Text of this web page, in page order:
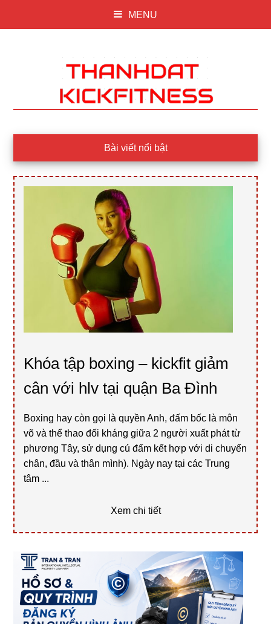
MENU
Content
Bài viết nổi bật
Khóa tập boxing – kickfit giảm
cân với hlv tại quận Ba Đình
Boxing hay còn gọi là quyền Anh, đấm bốc là môn
võ và thể thao đối kháng giữa 2 người xuất phát từ
phương Tây, sử dụng cú đấm kết hợp với di chuyển
chân, đầu và thân mình). Ngày nay tại các Trung
tâm ...
Xem chi tiết